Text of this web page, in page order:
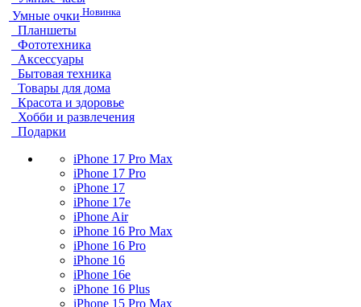
Умные очки Новинка
Планшеты
Фототехника
Аксессуары
Бытовая техника
Товары для дома
Красота и здоровье
Хобби и развлечения
Подарки
iPhone 17 Pro Max
iPhone 17 Pro
iPhone 17
iPhone 17e
iPhone Air
iPhone 16 Pro Max
iPhone 16 Pro
iPhone 16
iPhone 16e
iPhone 16 Plus
iPhone 15 Pro Max